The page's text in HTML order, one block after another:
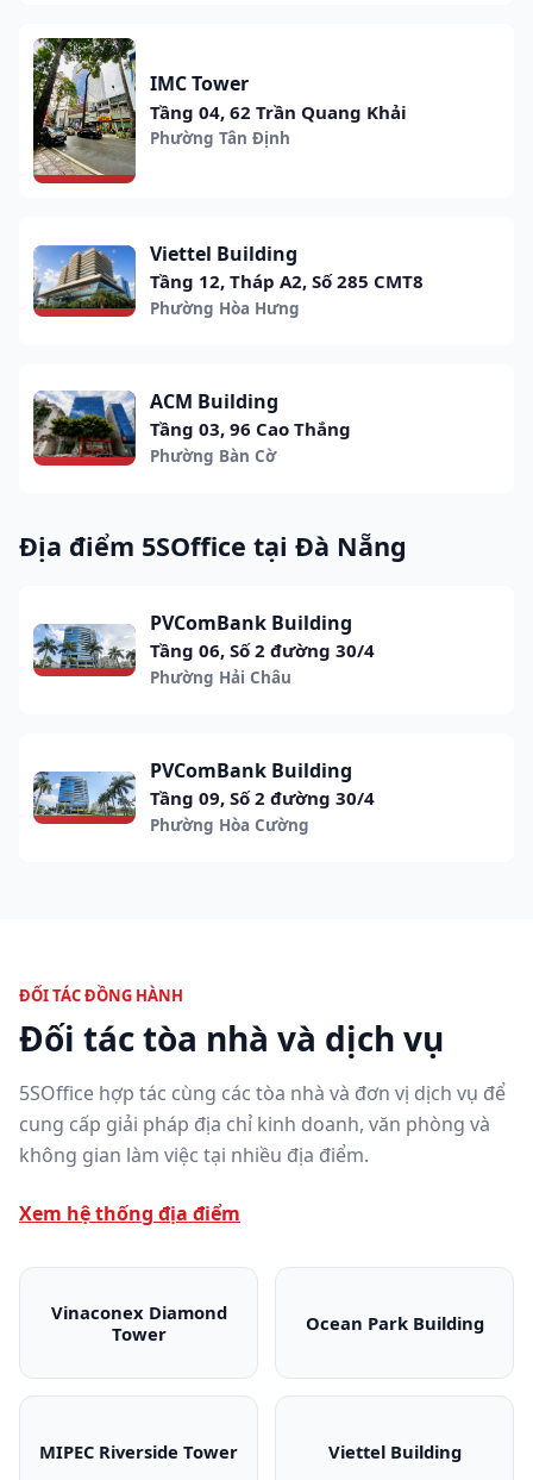
IMC Tower
Tầng 04, 62 Trần Quang Khải
Phường Tân Định
Viettel Building
Tầng 12, Tháp A2, Số 285 CMT8
Phường Hòa Hưng
ACM Building
Tầng 03, 96 Cao Thắng
Phường Bàn Cờ
Địa điểm 5SOffice tại Đà Nẵng
PVComBank Building
Tầng 06, Số 2 đường 30/4
Phường Hải Châu
PVComBank Building
Tầng 09, Số 2 đường 30/4
Phường Hòa Cường
ĐỐI TÁC ĐỒNG HÀNH
Đối tác tòa nhà và dịch vụ
5SOffice hợp tác cùng các tòa nhà và đơn vị dịch vụ để
cung cấp giải pháp địa chỉ kinh doanh, văn phòng và
không gian làm việc tại nhiều địa điểm.
Xem hệ thống địa điểm
Vinaconex Diamond
TowerVinaconex Diamond Tower
Ocean Park Building
Ocean Park
MIPEC Riverside Tower
MIPEC Riverside Tower
Viettel Building
Viettel Building